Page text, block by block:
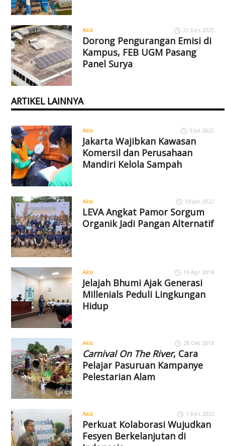
Aksi 21 Des 2025
Dorong Pengurangan Emisi di
Kampus, FEB UGM Pasang
Panel Surya
ARTIKEL LAINNYA
Aksi 9 Jul 2025
Jakarta Wajibkan Kawasan
Komersil dan Perusahaan
Mandiri Kelola Sampah
Aksi 18 Jan 2022
LEVA Angkat Pamor Sorgum
Organik Jadi Pangan Alternatif
Aksi 16 Apr 2018
Jelajah Bhumi Ajak Generasi
Millenials Peduli Lingkungan
Hidup
Aksi 28 Okt 2018
Carnival On The River, Cara
Pelajar Pasuruan Kampanye
Pelestarian Alam
Aksi 1 Des 2022
Perkuat Kolaborasi Wujudkan
Fesyen Berkelanjutan di